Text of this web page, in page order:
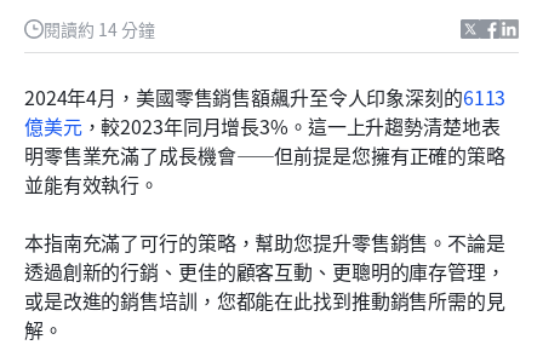
閱讀約 14 分鐘
2024年4月，美國零售銷售額飆升至令人印象深刻的6113
億美元，較2023年同月增長3%。這一上升趨勢清楚地表
明零售業充滿了成長機會——但前提是您擁有正確的策略
並能有效執行。
本指南充滿了可行的策略，幫助您提升零售銷售。不論是
透過創新的行銷、更佳的顧客互動、更聰明的庫存管理，
或是改進的銷售培訓，您都能在此找到推動銷售所需的見
解。
零售業提升銷售的9種方法
零售業如何提升銷售的常見問題解答
使用 Lark 提升您的零售銷售